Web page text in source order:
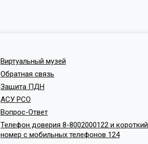
Виртуальный музей
Обратная связь
Защита ПДН
АСУ РСО
Вопрос-Ответ
Телефон доверия 8-8002000122 и короткий
номер с мобильных телефонов 124